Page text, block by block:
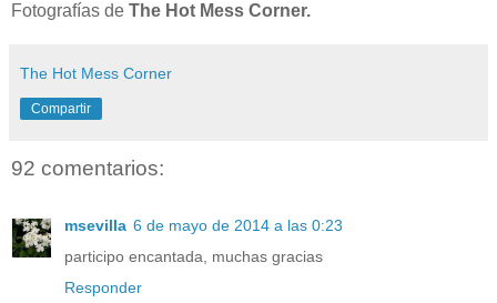
Fotografías de The Hot Mess Corner.
The Hot Mess Corner
Compartir
92 comentarios:
msevilla 6 de mayo de 2014 a las 0:23
participo encantada, muchas gracias
Responder